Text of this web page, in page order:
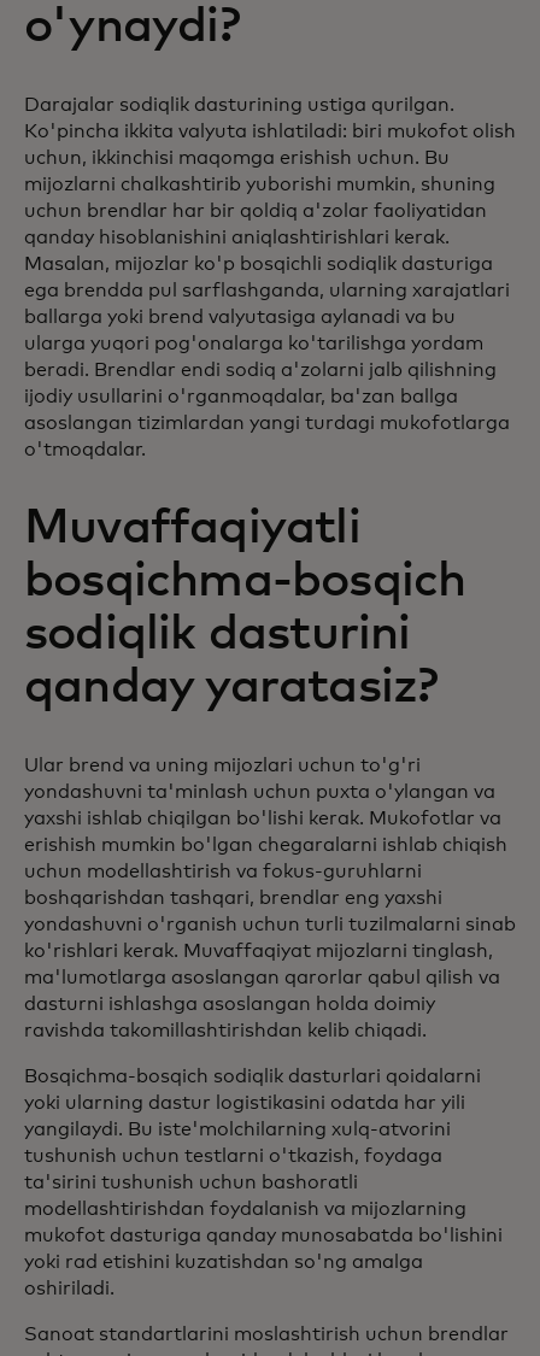
o'ynaydi?
Darajalar sodiqlik dasturining ustiga qurilgan.
Ko'pincha ikkita valyuta ishlatiladi: biri mukofot olish
uchun, ikkinchisi maqomga erishish uchun. Bu
mijozlarni chalkashtirib yuborishi mumkin, shuning
uchun brendlar har bir qoldiq a'zolar faoliyatidan
qanday hisoblanishini aniqlashtirishlari kerak.
Masalan, mijozlar ko'p bosqichli sodiqlik dasturiga
ega brendda pul sarflashganda, ularning xarajatlari
ballarga yoki brend valyutasiga aylanadi va bu
ularga yuqori pog'onalarga ko'tarilishga yordam
beradi. Brendlar endi sodiq a'zolarni jalb qilishning
ijodiy usullarini o'rganmoqdalar, ba'zan ballga
asoslangan tizimlardan yangi turdagi mukofotlarga
o'tmoqdalar.
Muvaffaqiyatli
bosqichma-bosqich
sodiqlik dasturini
qanday yaratasiz?
Ular brend va uning mijozlari uchun to'g'ri
yondashuvni ta'minlash uchun puxta o'ylangan va
yaxshi ishlab chiqilgan bo'lishi kerak. Mukofotlar va
erishish mumkin bo'lgan chegaralarni ishlab chiqish
uchun modellashtirish va fokus-guruhlarni
boshqarishdan tashqari, brendlar eng yaxshi
yondashuvni o'rganish uchun turli tuzilmalarni sinab
ko'rishlari kerak. Muvaffaqiyat mijozlarni tinglash,
ma'lumotlarga asoslangan qarorlar qabul qilish va
dasturni ishlashga asoslangan holda doimiy
ravishda takomillashtirishdan kelib chiqadi.
Bosqichma-bosqich sodiqlik dasturlari qoidalarni
yoki ularning dastur logistikasini odatda har yili
yangilaydi. Bu iste'molchilarning xulq-atvorini
tushunish uchun testlarni o'tkazish, foydaga
ta'sirini tushunish uchun bashoratli
modellashtirishdan foydalanish va mijozlarning
mukofot dasturiga qanday munosabatda bo'lishini
yoki rad etishini kuzatishdan so'ng amalga
oshiriladi.
Sanoat standartlarini moslashtirish uchun brendlar